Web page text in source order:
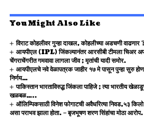
You Might Also Like
विराट कोहलीवर गुन्हा दाखल, कोहलीच्या अडचणी वाढणार
आयपीएल (IPL) जिंकल्यानंतर आरसीबी टीमला चिअर अप
चेंगराचेंगरीत गमवावा लागला जीव ; मृतांची यादी समोर.
आयपीएलचे नवे वेळापत्रक जाहीर १७ मे पासून पुन्हा सुरु
निर्णय…
पाकिस्तान भारताविरुद्ध जिंकला पाहिजे ; त्या भारतीय
खळबळ…..
ऑलिम्पिकसाठी विनेश फोगाटची अवैधरित्या निवड,५३
असा पराभव झाला होता. – बृजभूषण शरण सिंहांचा मोठा आरोप.